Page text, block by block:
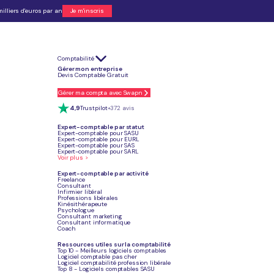
d'euros par an Je m'inscris
Comptabilité
Gérer mon entreprise
Devis Comptable Gratuit
Gérer ma compta avec Swapn
4,9Trustpilot+372 avis
Expert-comptable par statut
Expert-comptable pour SASU
Expert-comptable pour EURL
Expert-comptable pour SAS
Expert-comptable pour SARL
Voir plus >
Expert-comptable par activité
Freelance
Consultant
Infirmier libéral
Professions libérales
Kinésithérapeute
Psychologue
Consultant marketing
Consultant informatique
Coach
Ressources utiles sur la comptabilité
Top 10 - Meilleurs logiciels comptables
Logiciel comptable pas cher
Logiciel comptabilité profession libérale
Top 8 - Logiciels comptables SASU
d'au moins 3 ans dans le secteur.
pour l'équipement, l'assurance et les démarches administratives.
et de vos objectifs à court et long terme.
sécurité et un bon réseau professionnel.
Je crée mon entreprise